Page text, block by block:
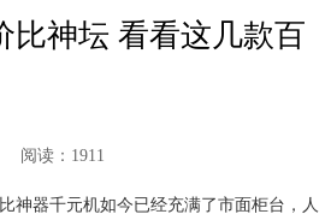
比神坛 看看这几款百
阅读：1911
神器千元机如今已经充满了市面柜台，人